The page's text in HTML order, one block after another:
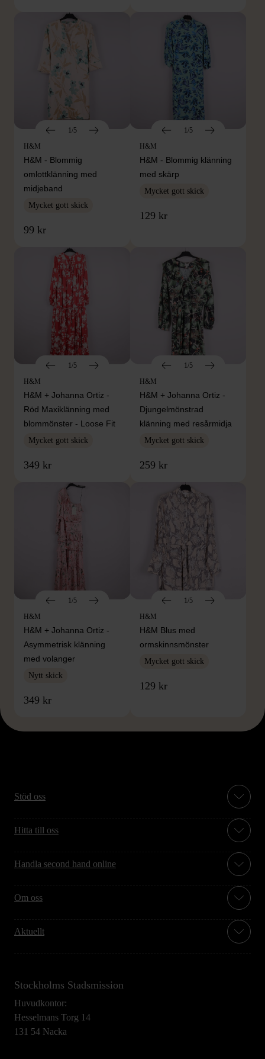
1/5
H&M
H&M - Blommig
omlottklänning med
midjeband
Mycket gott skick
99 kr
1/5
H&M
H&M - Blommig klänning
med skärp
Mycket gott skick
129 kr
1/5
H&M
H&M + Johanna Ortiz -
Röd Maxiklänning med
blommönster - Loose Fit
Mycket gott skick
349 kr
1/5
H&M
H&M + Johanna Ortiz -
Djungelmönstrad
klänning med resårmidja
Mycket gott skick
259 kr
1/5
H&M
H&M + Johanna Ortiz -
Asymmetrisk klänning
med volanger
Nytt skick
349 kr
1/5
H&M
H&M Blus med
ormskinnsmönster
Mycket gott skick
129 kr
Stöd oss
Hitta till oss
Handla second hand online
Om oss
Aktuellt
Stockholms Stadsmission
Huvudkontor:
Hesselmans Torg 14
131 54 Nacka